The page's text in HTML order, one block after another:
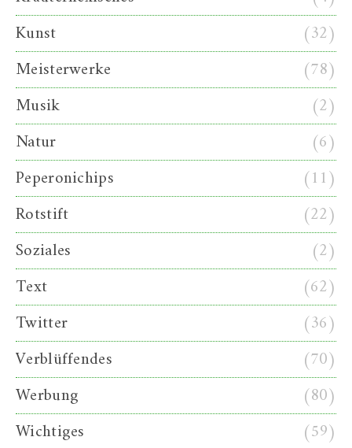
Kunst
(32)
Meisterwerke
(78)
Musik
(2)
Natur
(6)
Peperonichips
(11)
Rotstift
(22)
Soziales
(2)
Text
(62)
Twitter
(36)
Verblüffendes
(70)
Werbung
(80)
Wichtiges
(59)